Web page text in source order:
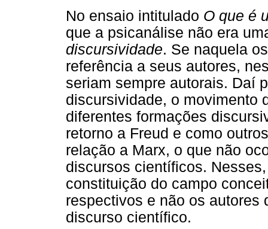
No ensaio intitulado O que é
que a psicanálise não era
discursividade. Se naquela
referência a seus autores,
seriam sempre autorais. Daí
discursividade, o movimento
diferentes formações
retorno a Freud e como
relação a Marx, o que não
discursos científicos.
constituição do campo
respectivos e não os autores
discurso científico.